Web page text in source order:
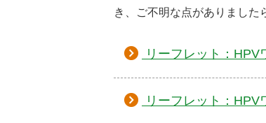
き、
ご不明な点がありました
リーフレット：HPV
リーフレット：HPV